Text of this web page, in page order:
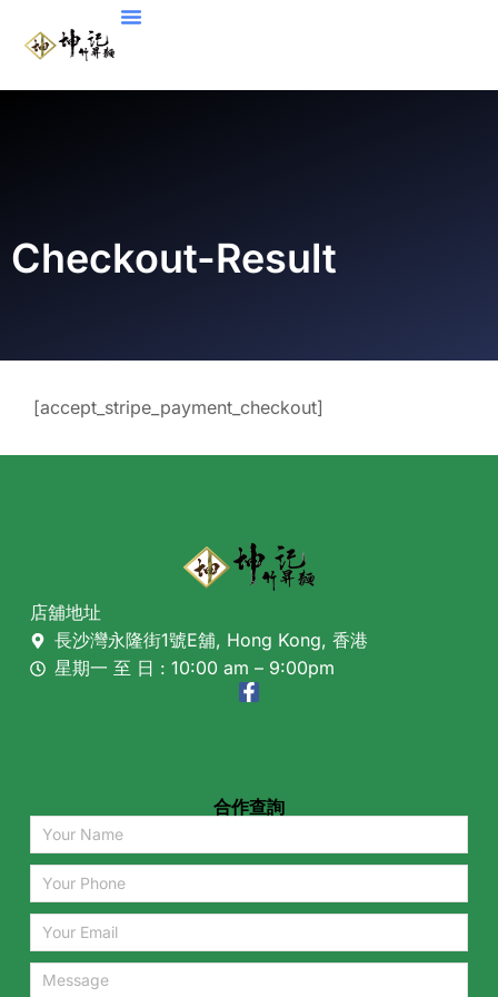
Checkout-Result
[accept_stripe_payment_checkout]
店舖地址
長沙灣永隆街1號E舖, Hong Kong, 香港
星期一 至 日 : 10:00 am – 9:00pm
合作查詢